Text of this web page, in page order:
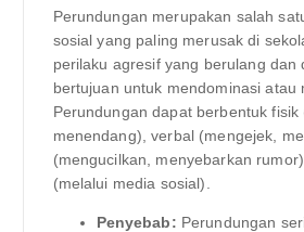
Perundungan merupakan salah
sosial yang paling merusak di
perilaku agresif yang berulang dan
bertujuan untuk mendominasi atau
Perundungan dapat berbentuk fisik
menendang), verbal (mengejek,
(mengucilkan, menyebarkan
(melalui media sosial).
Penyebab: Perundungan